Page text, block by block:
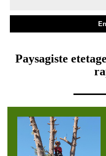
Paysagiste